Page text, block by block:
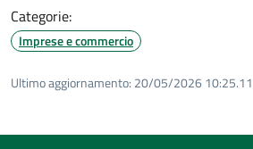
Categorie:
Imprese e commercio
Ultimo aggiornamento: 20/05/2026 10:25.11